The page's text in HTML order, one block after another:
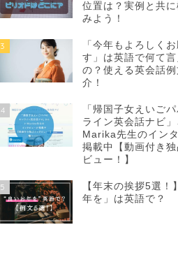
位置は？実例と共に
みよう！
3
「今年もよろしく
す」は英語で何て
の？使える英会話例
介！
4
「帰国子女えいご
ライン英会話ナビ」
Marika先生のイン
掲載中【動画付き独
ビュー！】
5
【年末の挨拶5選！
年を」は英語で？